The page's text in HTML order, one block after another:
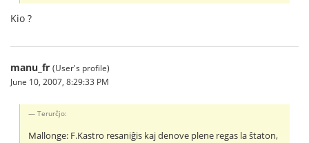
Kio ?
manu_fr (User's profile)
June 10, 2007, 8:29:33 PM
Terurĉjo:
Mallonge: F.Kastro resaniĝis kaj denove plene regas la ŝtaton,